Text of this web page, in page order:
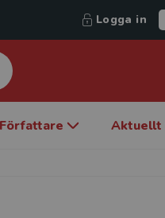
Logga in
Författare Aktuellt